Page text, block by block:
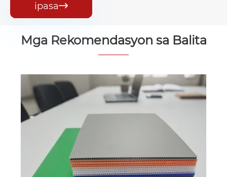
ipasa
Mga Rekomendasyon sa Balita